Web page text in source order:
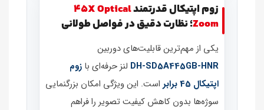
زوم اپتیکال قدرتمند45X Optical
Zoom؛ نظارت دقیق در فواصل طولانی
یکی از مهم‌ترین قابلیت‌های دوربین
DH‑SD5A445GB‑HNR لنز حرفه‌ای با زوم
اپتیکال 45 برابر
است. این ویژگی امکان بزرگنمایی
سوژه‌ها بدون کاهش کیفیت تصویر را فراهم